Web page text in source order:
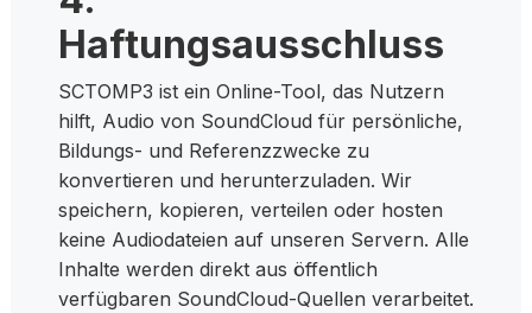
Haftungsausschluss
SCTOMP3 ist ein Online-Tool, das Nutzern
hilft, Audio von SoundCloud für persönliche,
Bildungs- und Referenzzwecke zu
konvertieren und herunterzuladen. Wir
speichern, kopieren, verteilen oder hosten
keine Audiodateien auf unseren Servern. Alle
Inhalte werden direkt aus öffentlich
verfügbaren SoundCloud-Quellen verarbeitet.